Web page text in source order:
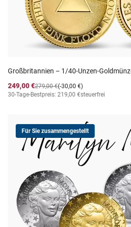
Großbritannien – 1/40-Unzen-
249,00 €
(-30,00 €)
279,00 €
30-Tage-Bestpreis: 219,00 €steuerfrei
Für Sie zusammengestellt